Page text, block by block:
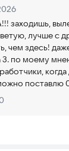
it
можно
для
на
DRAW IT
Draw it, чтобы
заходишь,
лучше с
чем здесь!
3. по моему
когда
поставлю 0
не рекомендую.